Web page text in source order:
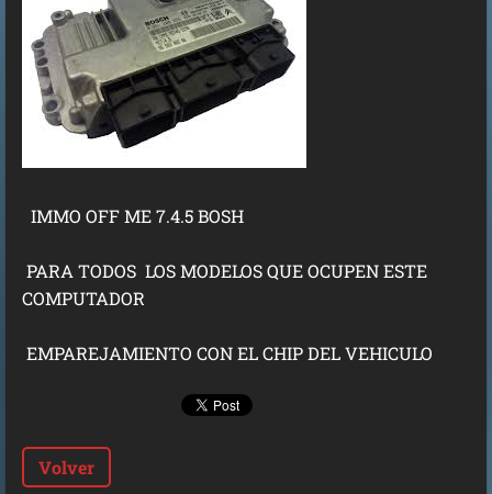
IMMO OFF ME 7.4.5 BOSH
PARA TODOS LOS MODELOS QUE OCUPEN ESTE
COMPUTADOR
EMPAREJAMIENTO CON EL CHIP DEL VEHICULO
Volver